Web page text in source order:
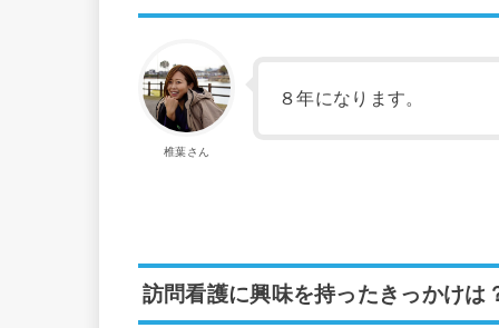
椎葉さん
８年になります。
訪問看護に興味を持ったきっかけは